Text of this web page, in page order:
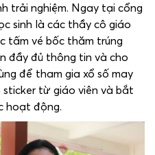
trải nghiệm. Ngay tại cổng
sinh là các thầy cô giáo
tấm vé bốc thăm trúng
đầy đủ thông tin và cho
để tham gia xổ số may
sticker từ giáo viên và bắt
hoạt động.